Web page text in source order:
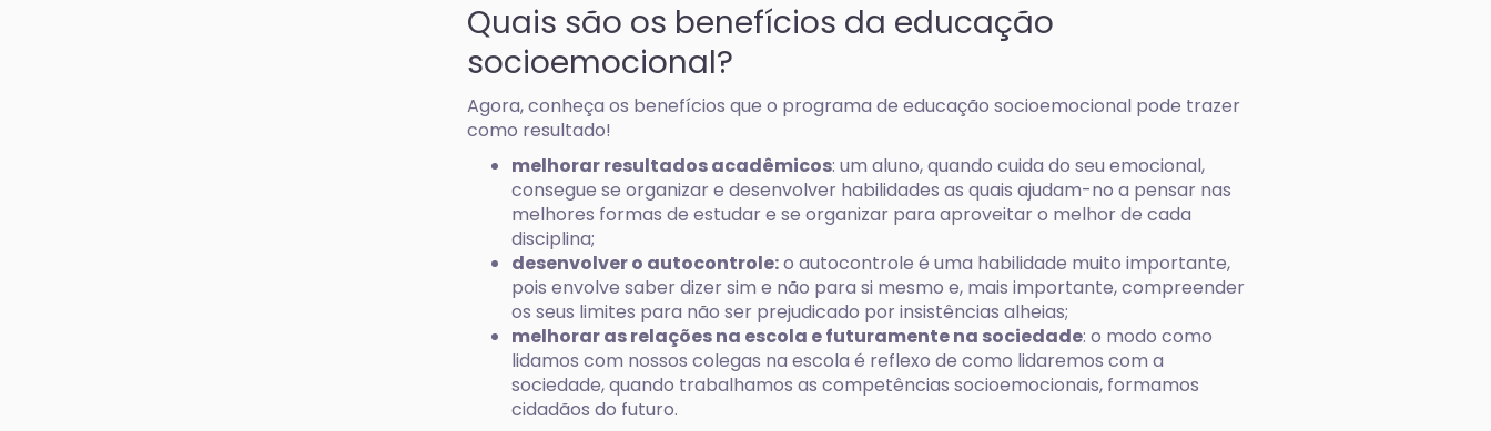
Quais são os benefícios da educação
socioemocional?
Agora, conheça os benefícios que o programa de educação socioemocional pode trazer
como resultado!
melhorar resultados acadêmicos: um aluno, quando cuida do seu emocional,
consegue se organizar e desenvolver habilidades as quais ajudam-no a pensar nas
melhores formas de estudar e se organizar para aproveitar o melhor de cada
disciplina;
desenvolver o autocontrole:o autocontrole é uma habilidade muito importante,
pois envolve saber dizer sim e não para si mesmo e, mais importante, compreender
os seus limites para não ser prejudicado por insistências alheias;
melhorar as relações na escola e futuramente na sociedade: o modo como
lidamos com nossos colegas na escola é reflexo de como lidaremos com a
sociedade, quando trabalhamos as competências socioemocionais, formamos
cidadãos do futuro.